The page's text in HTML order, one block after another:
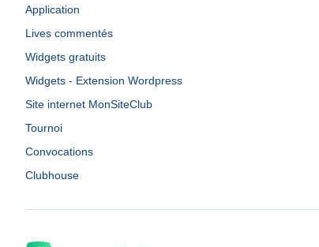
Application
Lives commentés
Widgets gratuits
Widgets - Extension Wordpress
Site internet MonSiteClub
Tournoi
Convocations
Clubhouse